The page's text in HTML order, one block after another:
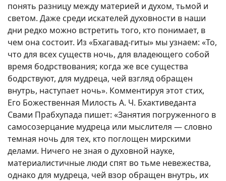
понять разницу между материей и духом, тьмой и
светом. Даже среди искателей духовности в наши
дни редко можно встретить того, кто понимает, в
чем она состоит. Из «Бхагавад-гиты» мы узнаем: «То,
что для всех существ ночь, для владеющего собой
время бодрствования; когда же все существа
бодрствуют, для мудреца, чей взгляд обращен
внутрь, наступает ночь». Комментируя этот стих,
Его Божественная Милость А. Ч. Бхактиведанта
Свами Прабхупада пишет: «Занятия погруженного в
самосозерцание мудреца или мыслителя — словно
темная ночь для тех, кто поглощен мирскими
делами. Ничего не зная о духовной науке,
материалистичные люди спят во тьме невежества,
однако для мудреца, чей взор обращен внутрь, их